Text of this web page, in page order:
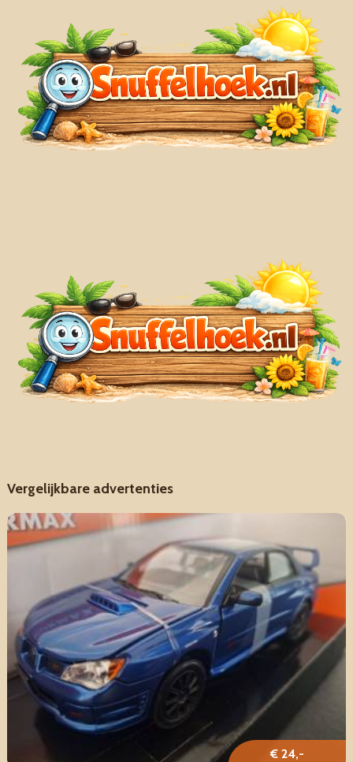
Vergelijkbare advertenties
€ 24,-